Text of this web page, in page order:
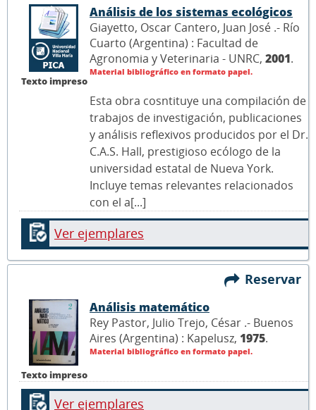
Texto impreso
Análisis de los sistemas ecológicos
Giayetto, Oscar Cantero, Juan José .- Río
Cuarto (Argentina) : Facultad de
Agronomia y Veterinaria - UNRC, 2001.
Material bibliográfico en formato papel.
Esta obra cosntituye una compilación de
trabajos de investigación, publicaciones
y análisis reflexivos producidos por el Dr.
C.A.S. Hall, prestigioso ecólogo de la
universidad estatal de Nueva York.
Incluye temas relevantes relacionados
con el a[...]
Ver ejemplares
Reservar
Texto impreso
Análisis matemático
Rey Pastor, Julio Trejo, César .- Buenos
Aires (Argentina) : Kapelusz, 1975.
Material bibliográfico en formato papel.
Ver ejemplares